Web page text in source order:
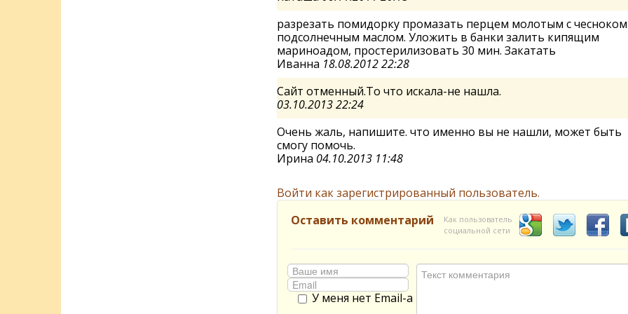
разрезать помидорку промазать перцем молотым с
подсолнечным маслом. Уложить в банки залить кипящим
мариноадом, простерилизовать 30 мин. Закатать
Иванна 18.08.2012 22:28
Сайт отменный.То что искала-не нашла.
03.10.2013 22:24
Очень жаль, напишите. что именно вы не нашли, может быть
смогу помочь.
Ирина 04.10.2013 11:48
Войти как зарегистрированный пользователь.
Оставить комментарий
Как пользователь
социальной сети
У меня нет Email-а